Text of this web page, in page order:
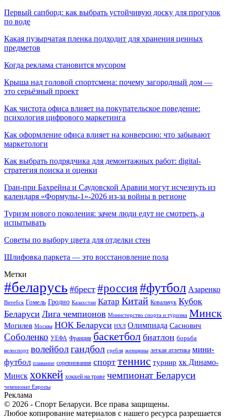
Первый сапборд: как выбрать устойчивую доску для прогулок
по воде
Какая пузырчатая пленка подходит для хранения ценных
предметов
Когда реклама становится мусором
Крыша над головой спортсмена: почему загородный дом —
это серьёзный проект
Как чистота офиса влияет на покупательское поведение:
психология цифрового маркетинга
Как оформление офиса влияет на конверсию: что забывают
маркетологи
Как выбрать подрядчика для демонтажных работ: digital-
стратегия поиска и оценки
Гран-при Бахрейна и Саудовской Аравии могут исчезнуть из
календаря «Формулы-1»-2026 из-за войны в регионе
Туризм нового поколения: зачем люди едут не смотреть, а
испытывать
Советы по выбору цвета для отделки стен
Шлифовка паркета — это восстановление пола
Метки
#беларусь #брест #россия#футбол Азаренко
Витебск Гомель Гродно Казахстан Катар Китай Ковальчук Кубок
Беларуси Лига чемпионов Министерство спорта и туризма Минск
Могилев Москва НОК Беларуси НХЛ Олимпиада Саснович
Соболенко УЕФА Франция баскетбол биатлон борьба
велоспорт волейболгандбол гребля женщины легкая атлетика мини-
футбол плавание соревнования спорт теннис турнир хк Динамо-
Минск хоккей хоккей на траве чемпионат Беларуси
чемпионат Европы
Реклама
© 2026 - Спорт Беларуси. Все права защищены.
Любое копирование материалов с нашего ресурса разрешается